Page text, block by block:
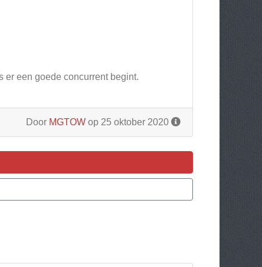
er een goede concurrent begint.
Door MGTOW op 25 oktober 2020